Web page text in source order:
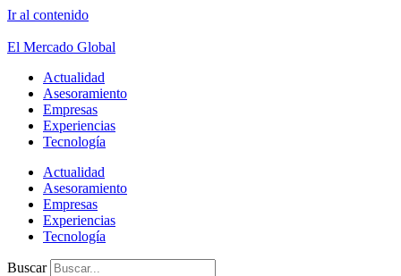
Ir al contenido
El Mercado Global
Actualidad
Asesoramiento
Empresas
Experiencias
Tecnología
Actualidad
Asesoramiento
Empresas
Experiencias
Tecnología
Buscar